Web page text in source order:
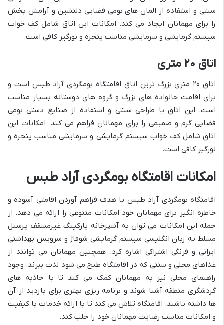
سنتی و استفاده از المان های بومی فضایی دلنشین و آرامش بخش
را برای مهمانان ایجاد می کند. امکانات این اتاق شامل کف خواب
سیستم گرمایشی و سرمایشی مناسب پنجره و نورگیر کافی است.
اتاق ۲۰ متری
اتاق ۲۰ متری بزرگ ترین اتاق اقامتگاه بومگردی آراد طبس است و
برای اقامت خانواده های بزرگ و گروه های دوستانه بسیار مناسب
است. این اتاق با طراحی سنتی و استفاده از صنایع دستی بومی
فضایی گرم و صمیمی را برای مهمانان فراهم می کند. امکانات این
اتاق شامل کف خواب سیستم گرمایشی و سرمایشی مناسب پنجره و
نورگیر کافی است.
امکانات اقامتگاه بومگردی آراد طبس
اقامتگاه بومگردی آراد طبس با هدف فراهم آوردن اقامتی آسوده و
خاطره انگیز برای مهمانان خود امکانات متنوعی را ارائه می دهد. از
جمله این امکانات می توان به آشپزخانه پارکینگ غیرمسقف پرسنل
مسلط به زبان انگلیسی سیستم گرمایشی شوفاژ و سرویس بهداشتی
ایرانی و فرنگی اشتراکی اشاره کرد. همچنین مهمانان می توانند از
غذاهای محلی و سنتی که در اقامتگاه طبخ می شود لذت ببرند. وجود
راهنمای محلی نیز به مهمانان کمک می کند تا با جاذبه های
گردشگری منطقه آشنا شوند و برنامه ریزی بهتری برای بازدید از آن
ها داشته باشند. اقامتگاه تلاش می کند تا با ارائه خدمات با کیفیت
و امکانات مناسب رضایت مهمانان خود را جلب کند.